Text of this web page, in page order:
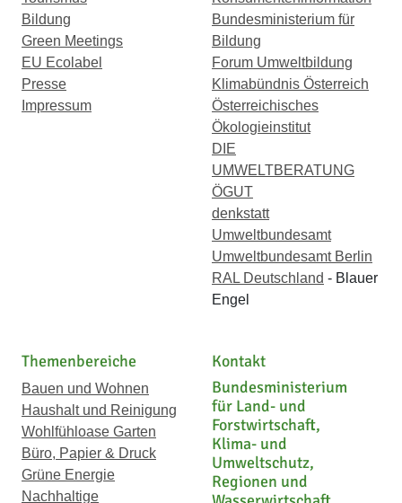
Bildung
Green Meetings
EU Ecolabel
Presse
Impressum
Bundesministerium für
Bildung
Forum Umweltbildung
Klimabündnis Österreich
Österreichisches
Ökologieinstitut
DIE
UMWELTBERATUNG
ÖGUT
denkstatt
Umweltbundesamt
Umweltbundesamt Berlin
RAL Deutschland - Blauer
Engel
Themenbereiche
Bauen und Wohnen
Haushalt und Reinigung
Wohlfühloase Garten
Büro, Papier & Druck
Grüne Energie
Nachhaltige
Kontakt
Bundesministerium
für Land- und
Forstwirtschaft,
Klima- und
Umweltschutz,
Regionen und